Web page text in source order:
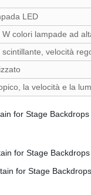
LED
W colori lampade ad
velocità
la velocità e la